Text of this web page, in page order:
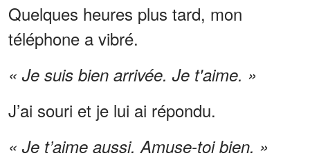
Quelques heures plus tard, mon
téléphone a vibré.
« Je suis bien arrivée. Je t'aime. »
J’ai souri et je lui ai répondu.
« Je t’aime aussi. Amuse-toi bien. »